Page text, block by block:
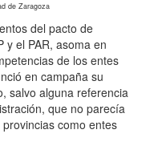
de Zaragoza
del pacto de
y el PAR, asoma en
de los entes
en campaña su
salvo alguna referencia
que no parecía
como entes